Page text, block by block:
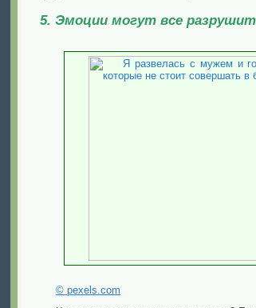
5. Эмоции могут все
© pexels.com